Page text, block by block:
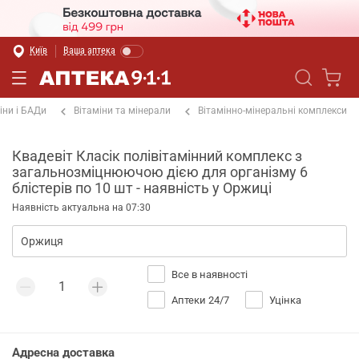
Київ Ваша аптека
і БАДи Вітаміни та мінерали Вітамінно-мінеральні комплекси
Квадевіт Класік полівітамінний комплекс з
загальнозміцнюючою дією для організму 6
блістерів по 10 шт - наявність у Оржиці
Наявність актуальна на 07:30
Все в наявності
Аптеки 24/7 Уцінка
Адресна доставка